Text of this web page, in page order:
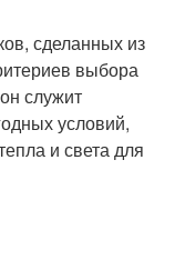
сделанных из
выбора
служит
условий,
и света для